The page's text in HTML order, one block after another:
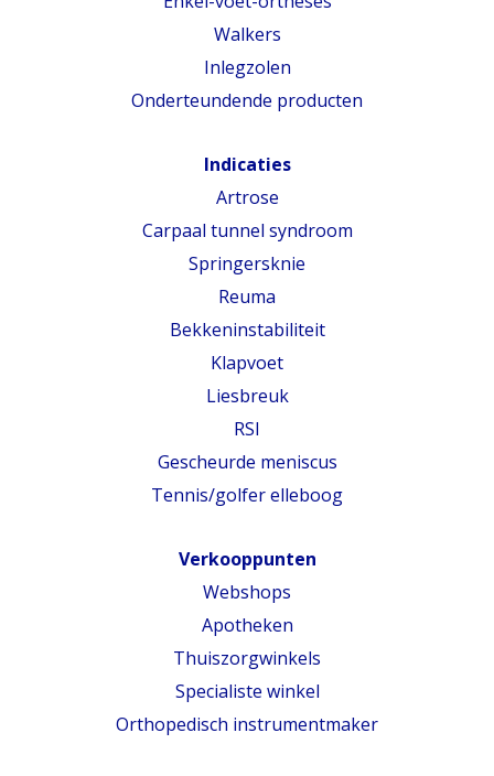
Walkers
Inlegzolen
Onderteundende producten
Indicaties
Artrose
Carpaal tunnel syndroom
Springersknie
Reuma
Bekkeninstabiliteit
Klapvoet
Liesbreuk
RSI
Gescheurde meniscus
Tennis/golfer elleboog
Verkooppunten
Webshops
Apotheken
Thuiszorgwinkels
Specialiste winkel
Orthopedisch instrumentmaker